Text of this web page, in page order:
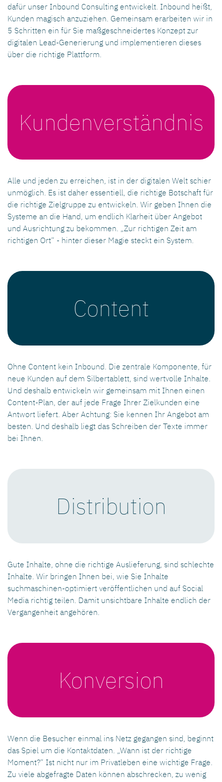
dafür unser Inbound Consulting entwickelt. Inbound heißt,
Kunden magisch anzuziehen. Gemeinsam erarbeiten wir in
5 Schritten ein für Sie maßgeschneidertes Konzept zur
digitalen Lead-Generierung und implementieren dieses
über die richtige Plattform.
Kunden­verständnis
Alle und jeden zu erreichen, ist in der digitalen Welt schier
unmöglich. Es ist daher essentiell, die richtige Botschaft für
die richtige Zielgruppe zu entwickeln. Wir geben Ihnen die
Systeme an die Hand, um endlich Klarheit über Angebot
und Ausrichtung zu bekommen. „Zur richtigen Zeit am
richtigen Ort“ - hinter dieser Magie steckt ein System.
Content
Ohne Content kein Inbound. Die zentrale Komponente, für
neue Kunden auf dem Silbertablett, sind wertvolle Inhalte.
Und deshalb entwickeln wir gemeinsam mit Ihnen einen
Content-Plan, der auf jede Frage Ihrer Zielkunden eine
Antwort liefert. Aber Achtung: Sie kennen Ihr Angebot am
besten. Und deshalb liegt das Schreiben der Texte immer
bei Ihnen.
Distribution
Gute Inhalte, ohne die richtige Auslieferung, sind schlechte
Inhalte. Wir bringen Ihnen bei, wie Sie Inhalte
suchmaschinen-optimiert veröffentlichen und auf Social
Media richtig teilen. Damit unsichtbare Inhalte endlich der
Vergangenheit angehören.
Konversion
Wenn die Besucher einmal ins Netz gegangen sind, beginnt
das Spiel um die Kontaktdaten. „Wann ist der richtige
Moment?“ Ist nicht nur im Privatleben eine wichtige Frage.
Zu viele abgefragte Daten können abschrecken, zu wenig